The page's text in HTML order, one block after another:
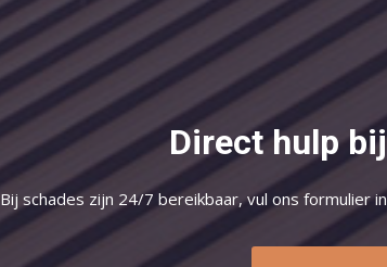
Direct hulp
Bij schades zijn 24/7 bereikbaar, vul ons formulier